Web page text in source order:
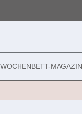
WOCHENBETT-MAGAZIN